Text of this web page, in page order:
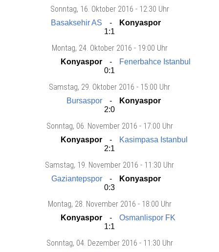
Sonntag, 16. Oktober 2016 - 12:30 Uhr
Basaksehir AS
Konyaspor
1:1
Montag, 24. Oktober 2016 - 19:00 Uhr
Konyaspor
Fenerbahce Istanbul
0:1
Samstag, 29. Oktober 2016 - 15:00 Uhr
Bursaspor
Konyaspor
2:0
Sonntag, 06. November 2016 - 17:00 Uhr
Konyaspor
Kasimpasa Istanbul
2:1
Samstag, 19. November 2016 - 11:30 Uhr
Gaziantepspor
Konyaspor
0:3
Montag, 28. November 2016 - 18:00 Uhr
Konyaspor
Osmanlispor FK
1:1
Sonntag, 04. Dezember 2016 - 11:30 Uhr